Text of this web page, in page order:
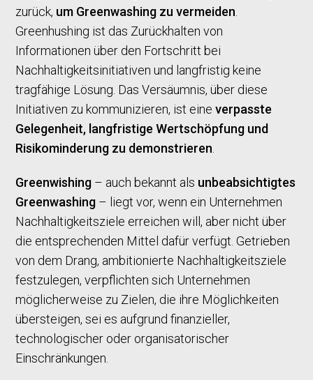
zurück, um Greenwashing zu vermeiden
Greenhushing ist das Zurückhalten von
Informationen über den Fortschritt bei
Nachhaltigkeitsinitiativen und langfristig keine
tragfähige Lösung. Das Versäumnis, über diese
Initiativen zu kommunizieren, ist eine verpasste
Gelegenheit, langfristige Wertschöpfung und
Risikominderung zu demonstrieren
Greenwishing – auch bekannt als unbeabsichtigtes
Greenwashing – liegt vor, wenn ein Unternehmen
Nachhaltigkeitsziele erreichen will, aber nicht über
die entsprechenden Mittel dafür verfügt. Getrieben
von dem Drang, ambitionierte Nachhaltigkeitsziele
festzulegen, verpflichten sich Unternehmen
möglicherweise zu Zielen, die ihre Möglichkeiten
übersteigen, sei es aufgrund finanzieller,
technologischer oder organisatorischer
Einschränkungen.